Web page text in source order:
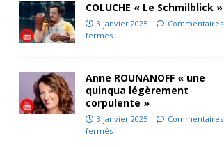
COLUCHE « Le Schmilblick »
3 janvier 2025
Commentaires
fermés
Anne ROUNANOFF « une
quinqua légèrement
corpulente »
3 janvier 2025
Commentaires
fermés